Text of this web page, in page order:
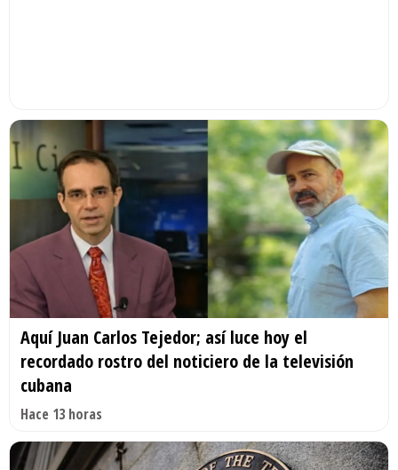
Aquí Juan Carlos Tejedor; así luce hoy el
recordado rostro del noticiero de la televisión
cubana
Hace 13 horas